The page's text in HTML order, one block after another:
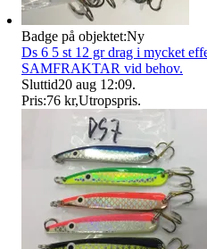
Badge på objektet:Ny
Ds 6 5 st 12 gr drag i mycket
SAMFRAKTAR vid behov.
Sluttid20 aug 12:09.
Pris:76 kr,Utropspris.